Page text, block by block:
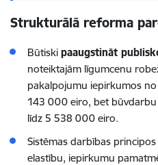
Strukturālā reforma
Būtiski paaugstināt
noteiktajām līgumcenu
pakalpojumu iepirkumos
143 000 eiro, bet
līdz 5 538 000 eiro.
Sistēmas darbības
elastību, iepirkumu